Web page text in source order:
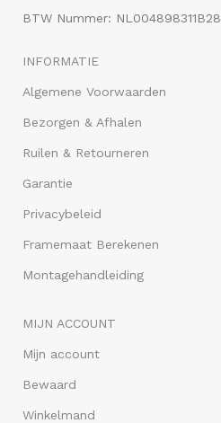
BTW Nummer: NL004898311B28
INFORMATIE
Algemene Voorwaarden
Bezorgen & Afhalen
Ruilen & Retourneren
Garantie
Privacybeleid
Framemaat Berekenen
Montagehandleiding
MIJN ACCOUNT
Mijn account
Bewaard
Winkelmand